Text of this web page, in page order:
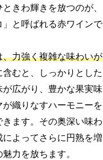
きわ輝きを放つのが、
」と呼ばれる赤ワインで
、力強く複雑な味わいが
含むと、しっかりとした
が広がり、豊かな果実味
が織りなすハーモニーを
ます。その奥深い味わ
によってさらに円熟を増
力を放ちます。